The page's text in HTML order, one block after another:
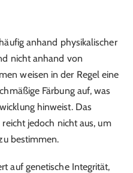
anhand physikalischer
nicht anhand von
weisen in der Regel eine
Färbung auf, was
hinweist. Das
jedoch nicht aus, um
bestimmen.
auf genetische Integrität,